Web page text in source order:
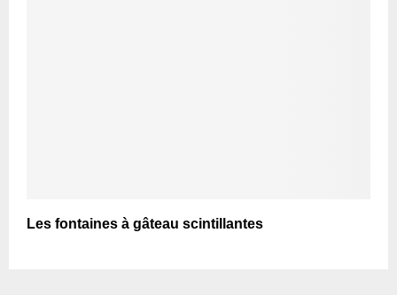
Les fontaines à gâteau scintillantes